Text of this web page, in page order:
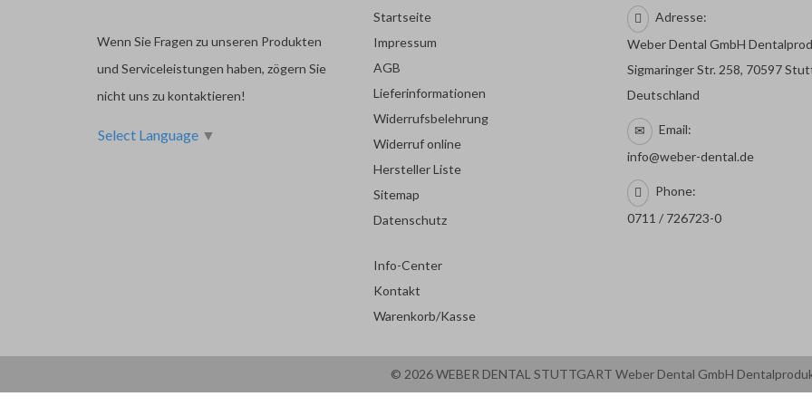
Wenn Sie Fragen zu unseren Produkten
und Serviceleistungen haben, zögern Sie
nicht uns zu kontaktieren!
Select Language ▼
Startseite
Impressum
AGB
Lieferinformationen
Widerrufsbelehrung
Widerruf online
Hersteller Liste
Sitemap
Datenschutz
Info-Center
Kontakt
Warenkorb/Kasse
Adresse:
Weber Dental GmbH
Sigmaringer Str. 258, 70597
Deutschland
Email:
info@weber-dental.de
Phone:
0711 / 726723-0
© 2026 WEBER DENTAL STUTTGART Weber Dental GmbH